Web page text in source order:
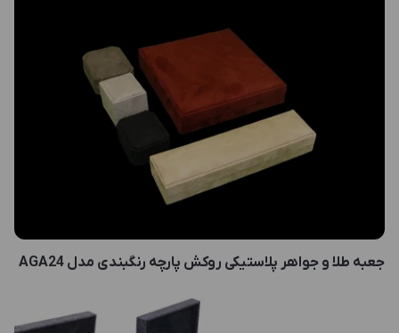
جعبه طلا و جواهر پلاستیکی روکش پارچه رنگبندی مدل AGA24